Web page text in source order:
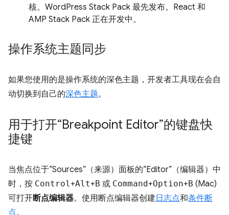
核。WordPress Stack Pack 最先发布。React 和
AMP Stack Pack 正在开发中。
操作系统主题同步
如果您使用的是操作系统的深色主题，开发者工具现在会自
动切换到自己的深色主题。
用于打开“Breakpoint Editor”的键盘快
捷键
当焦点位于“Sources”（来源）面板的“Editor”（编辑器）中
时，按 Control +Alt+B 或 Command+Option+B (Mac)
可打开断点编辑器。使用断点编辑器创建日志点和条件断
点。